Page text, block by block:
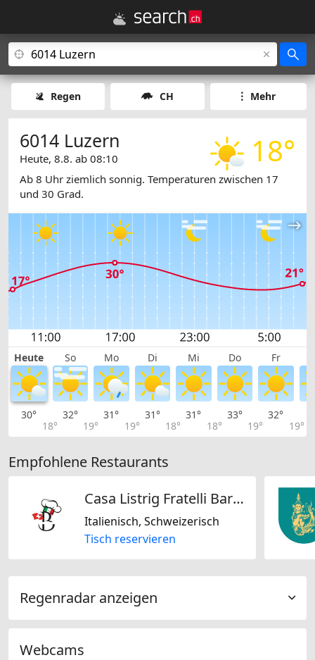
Regen CH Mehr
18°
6014 Luzern
Heute, 8.8. ab 08:10
Ab 8 Uhr ziemlich sonnig. Temperaturen zwischen 17
und 30 Grad.
Heute So Mo Di Mi Do Fr
30°
18°
32°
19°
31°
19°
31°
18°
31°
18°
33°
19°
32°
19°
Empfohlene Restaurants
Casa Listrig Fratelli Barbato GmbH
Italienisch, Schweizerisch
Tisch reservieren
Regenradar anzeigen
Webcams